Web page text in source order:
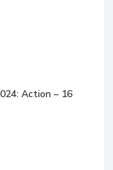
Action – 16